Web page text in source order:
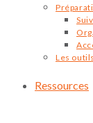
Les
Ressources